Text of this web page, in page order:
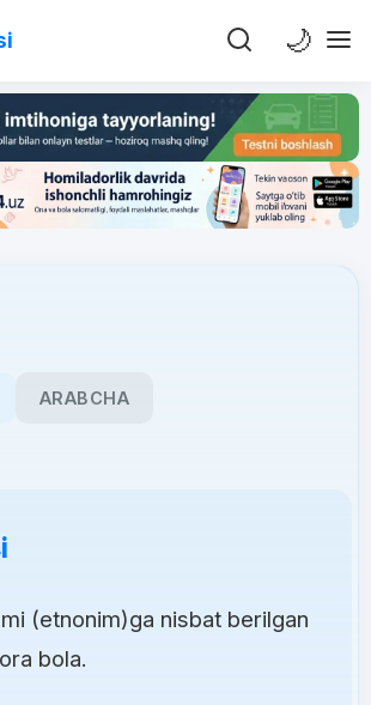
🌙
ARABCHA
(etnonim)ga nisbat berilgan
bola.